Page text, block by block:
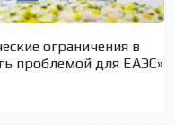
ограничения в
проблемой для ЕАЭС»